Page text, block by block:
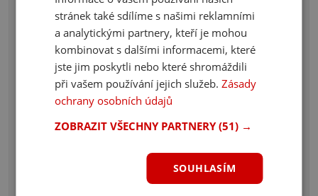
Kvíz: Zvládáš české dějiny? Uhodneš, kdo je na
fotografii?
40 komentářů
Kvíz: Znáš prezidenta ČR? Odpovíš na 10/10 otázek
správně?
38 komentářů
Kvíz: Máš fotbal v malíčku? Uhádneš 10/10 klubů z
stránek také sdílíme s našimi reklamními
a analytickými partnery, kteří je mohou
kombinovat s dalšími informacemi, které
jste jim poskytli nebo které shromáždili
při vašem používání jejich služeb.Zásady
ochrany osobních údajů
ZOBRAZIT VŠECHNY PARTNERY(51) →
SOUHLASÍM